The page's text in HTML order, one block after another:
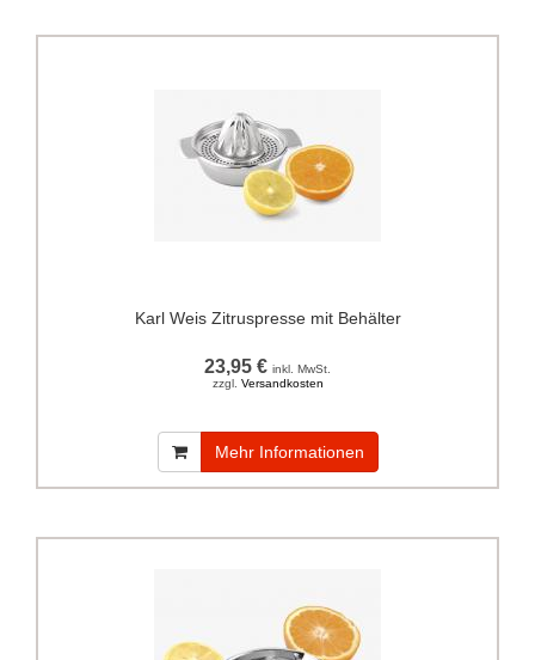
Karl Weis Zitruspresse mit Behälter
23,95 € inkl. MwSt.
zzgl. Versandkosten
Mehr Informationen